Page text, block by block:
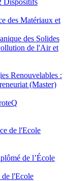
des Matériaux et
des Solides
de l'Air et
Renouvelables :
(Master)
de l'Ecole
de l’École
l'Ecole